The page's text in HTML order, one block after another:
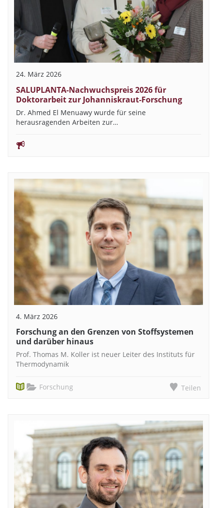
24. März 2026
SALUPLANTA-Nachwuchspreis 2026 für
Doktorarbeit zur Johanniskraut-Forschung
Dr. Ahmed El Menuawy wurde für seine
herausragenden Arbeiten zur…
4. März 2026
Forschung an den Grenzen von Stoffsystemen
und darüber hinaus
Prof. Thomas M. Koller ist neuer Leiter des Instituts für
Thermodynamik
Forschung Teilen